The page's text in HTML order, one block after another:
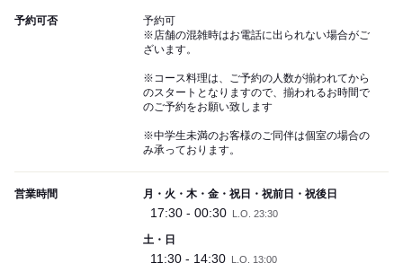
予約可否
予約可
※店舗の混雑時はお電話に出られない場合がご
ざいます。
※コース料理は、ご予約の人数が揃われてから
のスタートとなりますので、揃われるお時間で
のご予約をお願い致します
※中学生未満のお客様のご同伴は個室の場合の
み承っております。
営業時間 月・火・木・金・祝日・祝前日・祝後日
17:30 - 00:30 L.O. 23:30
土・日
11:30 - 14:30 L.O. 13:00